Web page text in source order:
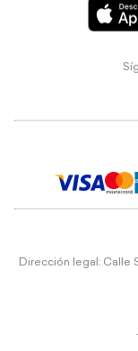
Dirección legal: Calle